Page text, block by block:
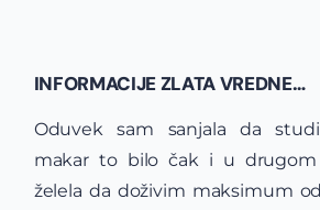
INFORMACIJE ZLATA VREDNE…
Oduvek sam sanjala da
makar to bilo čak i u drugom
želela da doživim maksimum